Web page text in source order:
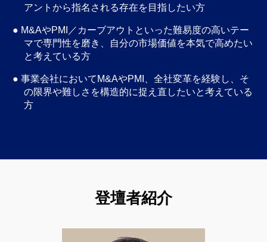
アントから指名される存在を目指したい方
● M&AやPMI／カーブアウトといった難易度の高いテー
マで専門性を磨き、自分の市場価値を本気で高めたい
と考えている方
● 事業会社においてM&AやPMI、全社変革を経験し、そ
の限界や難しさを構造的に捉え直したいと考えている
方
登壇者紹介